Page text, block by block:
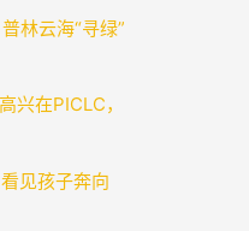
林云海“寻绿”
兴在PICLC，
见孩子奔向